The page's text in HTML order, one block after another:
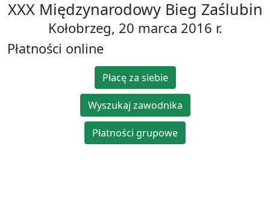
XXX Międzynarodowy Bieg Zaślubin
Kołobrzeg, 20 marca 2016 r.
Płatności online